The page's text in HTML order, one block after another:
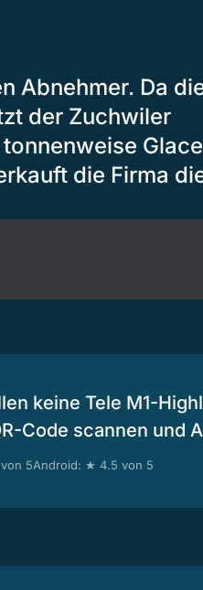
Abnehmer. Da
der Zuchwiler
die Firma
keine Tele M1-
Code scannen und
5Android: ★ 4.5 von 5